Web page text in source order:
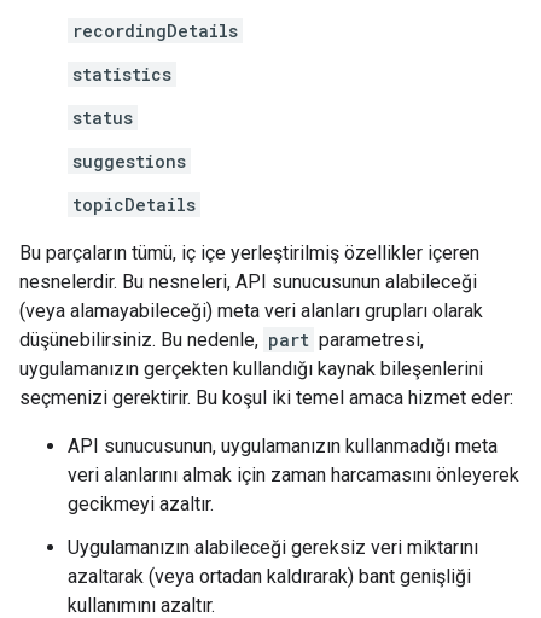
recordingDetails
statistics
status
suggestions
topicDetails
Bu parçaların tümü, iç içe yerleştirilmiş özellikler içeren
nesnelerdir. Bu nesneleri, API sunucusunun alabileceği
(veya alamayabileceği) meta veri alanları grupları olarak
düşünebilirsiniz. Bu nedenle, part parametresi,
uygulamanızın gerçekten kullandığı kaynak bileşenlerini
seçmenizi gerektirir. Bu koşul iki temel amaca hizmet eder:
API sunucusunun, uygulamanızın kullanmadığı meta
veri alanlarını almak için zaman harcamasını önleyerek
gecikmeyi azaltır.
Uygulamanızın alabileceği gereksiz veri miktarını
azaltarak (veya ortadan kaldırarak) bant genişliği
kullanımını azaltır.